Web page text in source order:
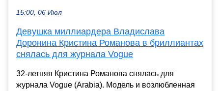
15:00, 06 Июл
Девушка миллиардера Владислава
Доронина Кристина Романова в бриллиантах
снялась для журнала Vogue
32-летняя Кристина Романова снялась для
журнала Vogue (Arabia). Модель и возлюбленная